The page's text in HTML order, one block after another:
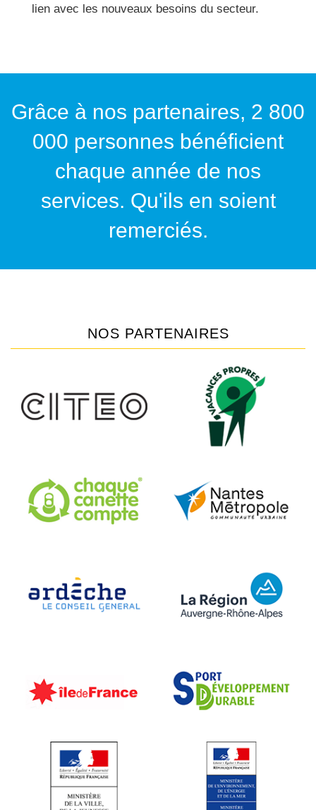
lien avec les nouveaux besoins du secteur.
Grâce à nos partenaires, 2 800
000 personnes bénéficient
chaque année de nos
services. Qu'ils en soient
remerciés.
NOS PARTENAIRES